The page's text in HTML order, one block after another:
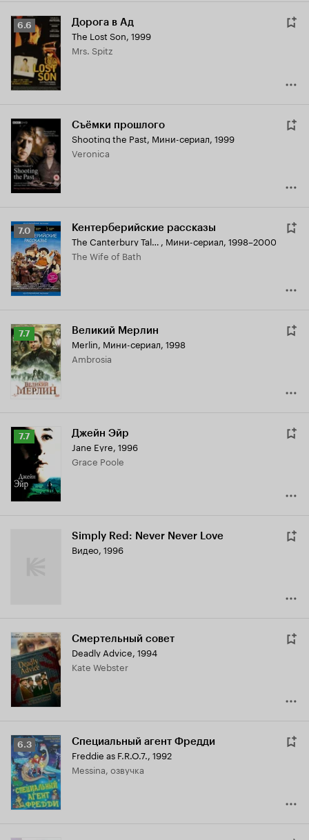
Рейтинг
Кинопоиска
6.6
6.6 Дорога в Ад
The Lost Son, 1999
Mrs. Spitz
Съёмки прошлого
Shooting the Past, Мини-сериал, 1999
Veronica
Рейтинг
Кинопоиска
7.0
7.0 Кентерберийские рассказы
The Canterbury Tales , Мини-сериал, 1998–2000
The Wife of Bath
Рейтинг
Кинопоиска
7.7
7.7 Великий Мерлин
Merlin, Мини-сериал, 1998
Ambrosia
Рейтинг
Кинопоиска
7.7 Джейн Эйр
Jane Eyre, 1996
Grace Poole
Simply Red: Never Never Love
Видео, 1996
Смертельный совет
Deadly Advice, 1994
Kate Webster
Рейтинг
Кинопоиска
6.3
6.3 Специальный агент Фредди
Freddie as F.R.O.7., 1992
Messina, озвучка